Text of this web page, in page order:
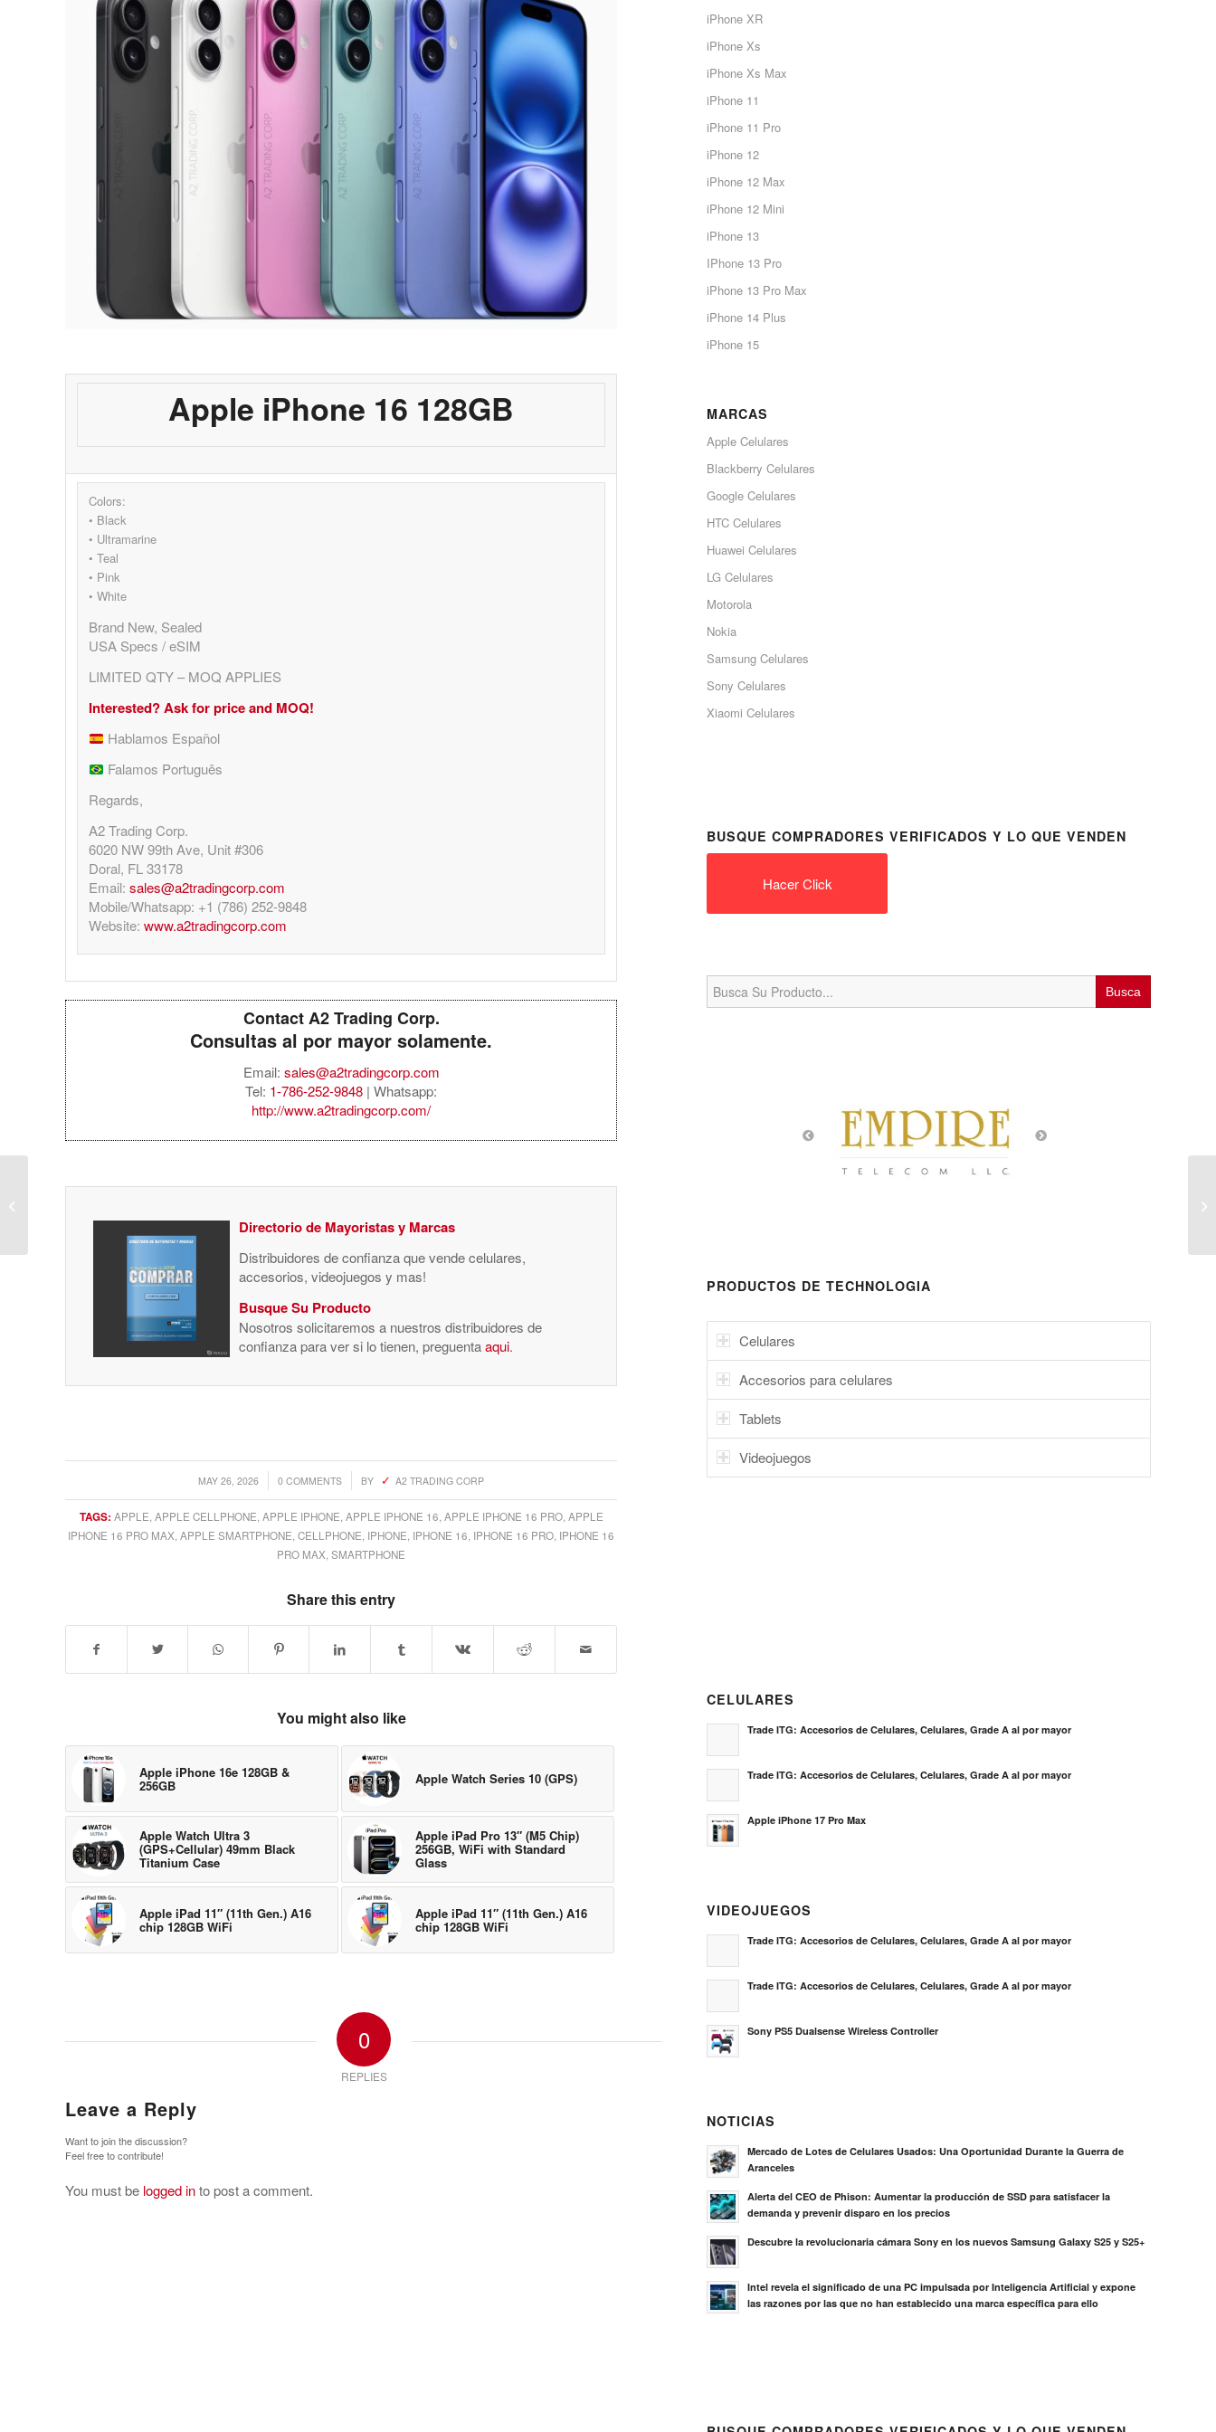
Apple iPhone 16 128GB
Colors:
• Black
• Ultramarine
• Teal
• Pink
• White
Brand New, Sealed
USA Specs / eSIM
LIMITED QTY – MOQ APPLIES
Interested? Ask for price and MOQ!
Hablamos Español
Falamos Português
Regards,
A2 Trading Corp.
6020 NW 99th Ave, Unit #306
Doral, FL 33178
Email: sales@a2tradingcorp.com
Mobile/Whatsapp: +1 (786) 252-9848
Website: www.a2tradingcorp.com
Contact A2 Trading Corp.
Consultas al por mayor solamente.
Email: sales@a2tradingcorp.com
Tel: 1-786-252-9848 | Whatsapp:
http://www.a2tradingcorp.com/
Directorio de Mayoristas y Marcas
Distribuidores de confianza que vende celulares,
accesorios, videojuegos y mas!
Busque Su Producto
Nosotros solicitaremos a nuestros distribuidores de
confianza para ver si lo tienen, preguentaaqui.
MAY 26, 2026
/ 0 COMMENTS
/ BY A2 TRADING CORP
TAGS: APPLE APPLE CELLPHONE APPLE IPHONE APPLE IPHONE 16 APPLE IPHONE 16 PRO, APPLE
IPHONE 16 PRO MAX APPLE SMARTPHONE CELLPHONE IPHONE IPHONE 16 IPHONE 16 PRO IPHONE 16
PRO MAX SMARTPHONE
Share this entry
You might also like
Apple iPhone 16e 128GB &
256GB Apple Watch Series 10 (GPS)
Apple Watch Ultra 3
(GPS+Cellular) 49mm Black
Titanium Case
Apple iPad Pro 13″ (M5 Chip)
256GB, WiFi with Standard
Glass
Apple iPad 11″ (11th Gen.) A16
chip 128GB WiFi
Apple iPad 11″ (11th Gen.) A16
chip 128GB WiFi
0
REPLIES
Leave a Reply
Want to join the discussion?
Feel free to contribute!
You must be logged into post a comment.
iPhone XR
iPhone Xs
iPhone Xs Max
iPhone 11
iPhone 11 Pro
iPhone 12
iPhone 12 Max
iPhone 12 Mini
iPhone 13
IPhone 13 Pro
iPhone 13 Pro Max
iPhone 14 Plus
iPhone 15
MARCAS
Apple Celulares
Blackberry Celulares
Google Celulares
HTC Celulares
Huawei Celulares
LG Celulares
Motorola
Nokia
Samsung Celulares
Sony Celulares
Xiaomi Celulares
BUSQUE COMPRADORES VERIFICADOS Y LO QUE VENDEN
Hacer Click
Search
for:
PRODUCTOS DE TECHNOLOGIA
Celulares
Accesorios para celulares
Tablets
Videojuegos
CELULARES
Trade ITG: Accesorios de Celulares, Celulares, Grade A al por mayor
Trade ITG: Accesorios de Celulares, Celulares, Grade A al por mayor
Apple iPhone 17 Pro Max
VIDEOJUEGOS
Trade ITG: Accesorios de Celulares, Celulares, Grade A al por mayor
Trade ITG: Accesorios de Celulares, Celulares, Grade A al por mayor
Sony PS5 Dualsense Wireless Controller
NOTICIAS
Mercado de Lotes de Celulares Usados: Una Oportunidad Durante la Guerra de
Aranceles
Alerta del CEO de Phison: Aumentar la producción de SSD para satisfacer la
demanda y prevenir disparo en los precios
Descubre la revolucionaria cámara Sony en los nuevos Samsung Galaxy S25 y S25+
Intel revela el significado de una PC impulsada por Inteligencia Artificial y expone
las razones por las que no han establecido una marca específica para ello
Core GPU), 16GB